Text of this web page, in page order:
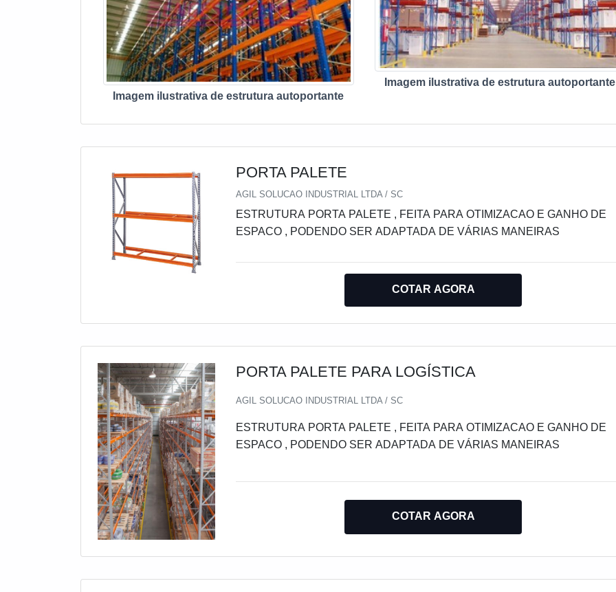
Imagem ilustrativa de estrutura autoportante
Imagem ilustrativa de estrutura autoportante
PORTA PALETE
AGIL SOLUCAO INDUSTRIAL LTDA / SC
ESTRUTURA PORTA PALETE , FEITA PARA OTIMIZACAO E GANHO DE
ESPACO , PODENDO SER ADAPTADA DE VÁRIAS MANEIRAS
COTAR AGORA
PORTA PALETE PARA LOGÍSTICA
AGIL SOLUCAO INDUSTRIAL LTDA / SC
ESTRUTURA PORTA PALETE , FEITA PARA OTIMIZACAO E GANHO DE
ESPACO , PODENDO SER ADAPTADA DE VÁRIAS MANEIRAS
COTAR AGORA